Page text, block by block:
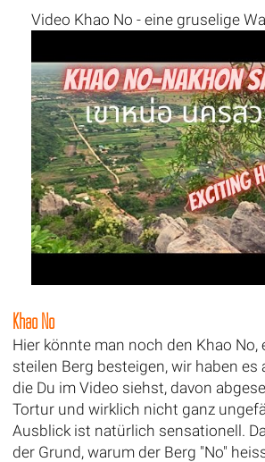
Video Khao No - eine gruselige
Khao No
Hier könnte man noch den Khao No,
steilen Berg besteigen, wir haben es
die Du im Video siehst, davon
Tortur und wirklich nicht ganz
Ausblick ist natürlich sensationell.
der Grund, warum der Berg "No"